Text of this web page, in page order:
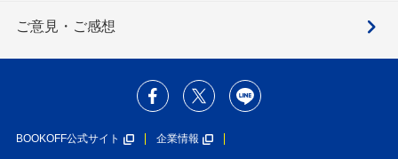
ご意見・ご感想
BOOKOFF公式サイト 企業情報